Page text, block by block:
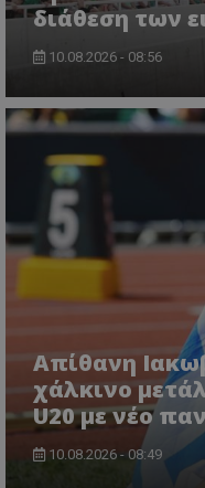
διάθεση των
10.08.2026 - 08:56
Απίθανη
χάλκινο
U20 με νέο
10.08.2026 - 08:49